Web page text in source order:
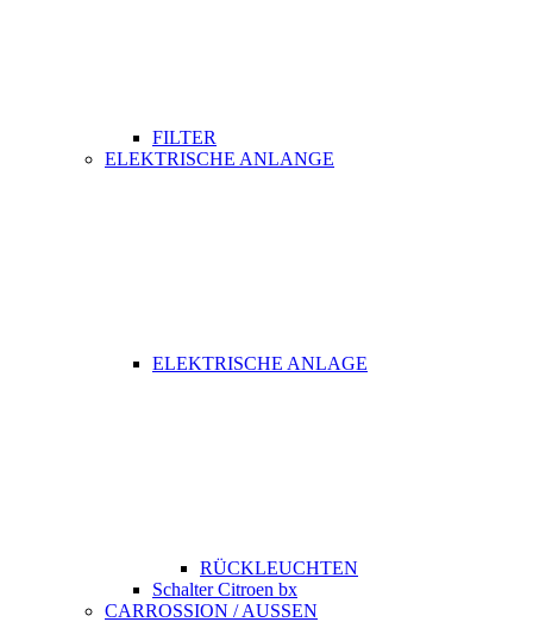
FILTER
ELEKTRISCHE ANLANGE
ELEKTRISCHE ANLAGE
RÜCKLEUCHTEN
Schalter Citroen bx
CARROSSION / AUSSEN